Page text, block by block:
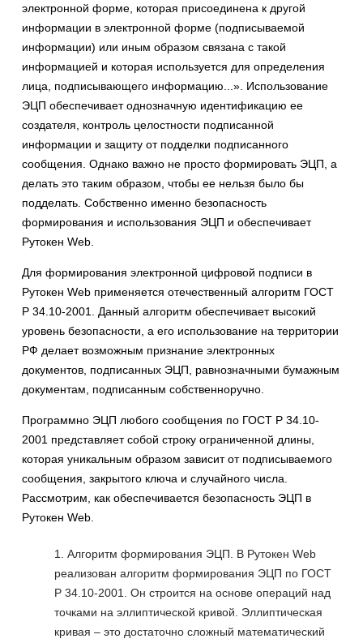
электронной форме, которая присоединена к другой
информации в электронной форме (подписываемой
информации) или иным образом связана с такой
информацией и которая используется для определения
лица, подписывающего информацию...». Использование
ЭЦП обеспечивает однозначную идентификацию ее
создателя, контроль целостности подписанной
информации и защиту от подделки подписанного
сообщения. Однако важно не просто формировать ЭЦП, а
делать это таким образом, чтобы ее нельзя было бы
подделать. Собственно именно безопасность
формирования и использования ЭЦП и обеспечивает
Рутокен Web.
Для формирования электронной цифровой подписи в
Рутокен Web применяется отечественный алгоритм ГОСТ
Р 34.10-2001. Данный алгоритм обеспечивает высокий
уровень безопасности, а его использование на территории
РФ делает возможным признание электронных
документов, подписанных ЭЦП, равнозначными бумажным
документам, подписанным собственноручно.
Программно ЭЦП любого сообщения по ГОСТ Р 34.10-
2001 представляет собой строку ограниченной длины,
которая уникальным образом зависит от подписываемого
сообщения, закрытого ключа и случайного числа.
Рассмотрим, как обеспечивается безопасность ЭЦП в
Рутокен Web.
Алгоритм формирования ЭЦП. В Рутокен Web
реализован алгоритм формирования ЭЦП по ГОСТ
Р 34.10-2001. Он строится на основе операций над
точками на эллиптической кривой. Эллиптическая
кривая – это достаточно сложный математический